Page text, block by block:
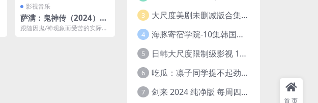
影视音乐
萨满：鬼神传（2024）全
8集 ［韩国 悬疑 纪录片］
跟随因鬼/神现象而受苦的实际事
3 大尺度美剧未删减版合集【22部】
4 海豚寄宿学院-10集韩国高颜值短剧
5 日韩大尺度限制级影视 120部大合集无删减版
6 吃瓜：凛子同学提不起劲/小怡loli 72V+23V+14V–24.02GB】
7 剑来 2024 纯净版 每周四已更【4K / 臻彩视听TV / 杜比音】附电子书百度网盘下载
首页